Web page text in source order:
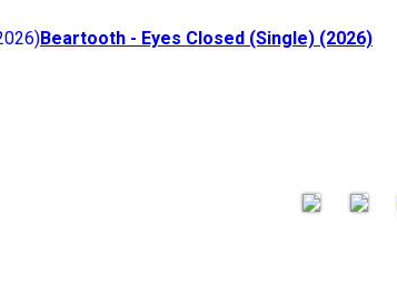
Beartooth - Eyes Closed (Single) (2026)